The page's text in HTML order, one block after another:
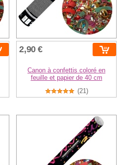
2,90 €
Canon à confettis coloré en
feuille et papier de 40 cm
(21)